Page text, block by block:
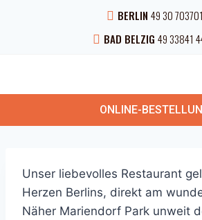
BERLIN 49 30
BAD BELZIG 49 33841
ONLINE-
Unser liebevolles Restaurant
Herzen Berlins, direkt am
Näher Mariendorf Park unweit